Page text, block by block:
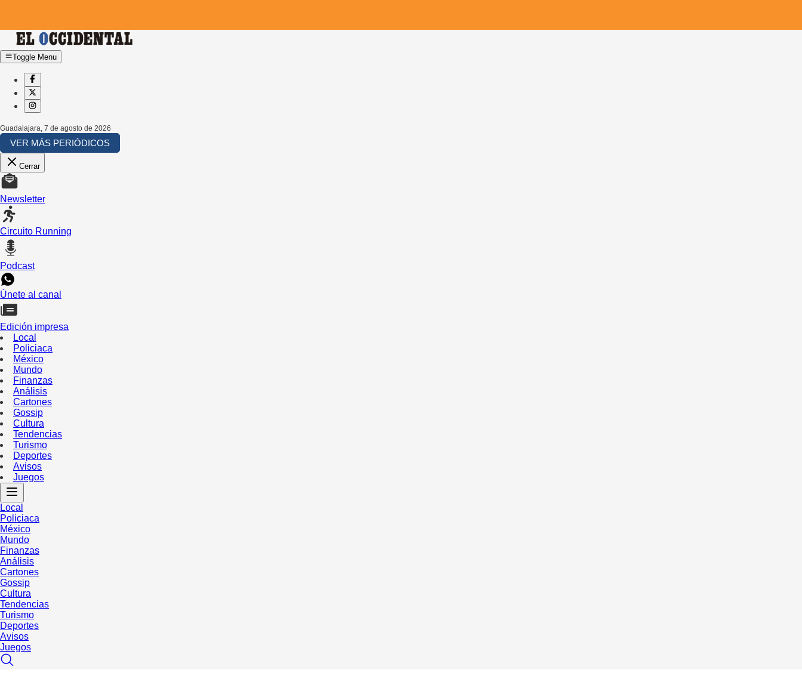
Toggle Menu
Guadalajara, 7 de agosto de 2026
VER MÁS PERIÓDICOS
Cerrar
Newsletter
Circuito Running
Podcast
Únete al canal
Edición impresa
Local
Policiaca
México
Mundo
Finanzas
Análisis
Cartones
Gossip
Cultura
Tendencias
Turismo
Deportes
Avisos
Juegos
Local
Policiaca
México
Mundo
Finanzas
Análisis
Cartones
Gossip
Cultura
Tendencias
Turismo
Deportes
Avisos
Juegos